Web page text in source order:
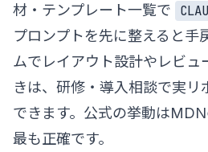
材・テンプレート一覧で
プロンプトを先に整えると手
ムでレイアウト設計やレビュ
きは、 研修・導入相談で実リ
できます。公式の挙動は
最も正確です。